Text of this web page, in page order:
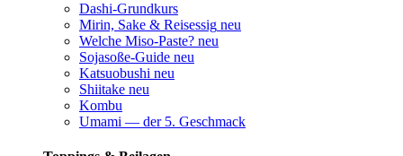
Dashi-Grundkurs
Mirin, Sake & Reisessig neu
Welche Miso-Paste? neu
Sojasoße-Guide neu
Katsuobushi neu
Shiitake neu
Kombu
Umami — der 5. Geschmack